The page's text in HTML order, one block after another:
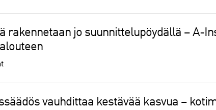
rakennetaan jo suunnittelupöydällä – A-
vauhdittaa kestävää kasvua –